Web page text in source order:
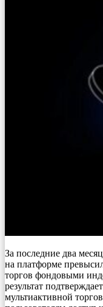
За последние два
на платформе
торгов фондовыми
результат
мультиактивной